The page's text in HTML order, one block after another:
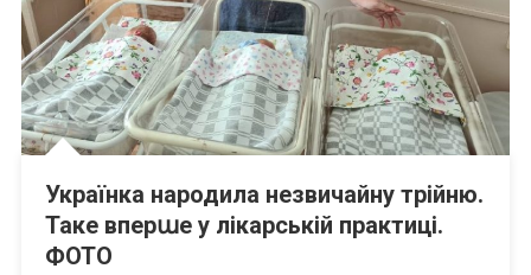
Українка народила незвичайну трійню.
Таке вперաе у лікарській практиці.
ФОТО